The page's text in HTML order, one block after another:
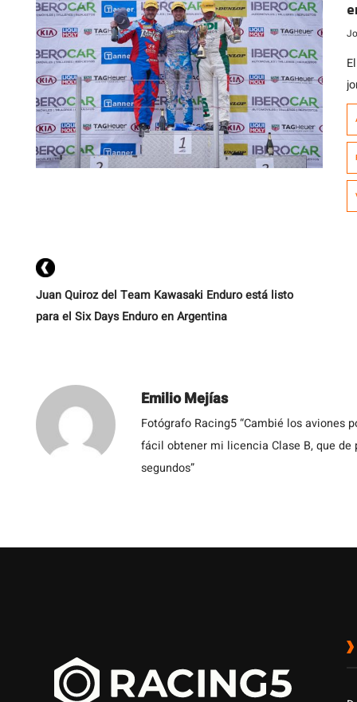
Juan Quiroz del Team Kawasaki Enduro está listo
para el Six Days Enduro en Argentina
Emilio Mejías
Fotógrafo Racing5 “Cambié los aviones
fácil obtener mi licencia Clase B, que
segundos”